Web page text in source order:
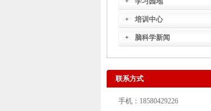
培训中心
脑科学新闻
联系方式
手机：18580429226